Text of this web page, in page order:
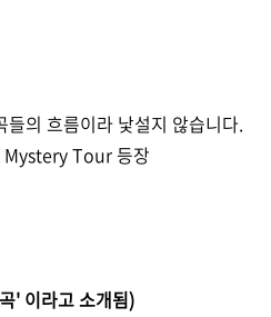
의 흐름이라 낯설지 않습니다.
Mystery Tour 등장
' 이라고 소개됨)